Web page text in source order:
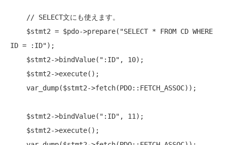
// SELECT文にも使えます。
    $stmt2 = $pdo->prepare(
"SELECT * FROM CD WHERE
ID = :ID");
    $stmt2->bindValue(
":ID" , 10);
    $stmt2->bindValue(
":ID" , 11);